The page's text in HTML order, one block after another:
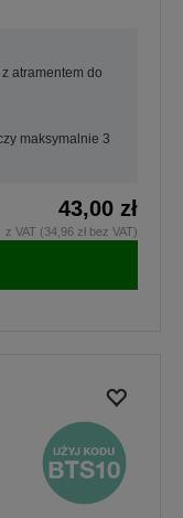
atramentem do
maksymalnie 3
43,00 zł
z VAT (34,96 zł bez VAT)